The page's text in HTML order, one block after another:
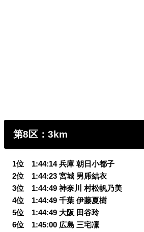
第8区：3km
1位 1:44:14 兵庫 朝日小都子
02位 1:44:23 宮城 男乕結衣
03位 1:44:49 神奈川 村松帆乃美
04位 1:44:49 千葉 伊藤夏樹
05位 1:44:49 大阪 田谷玲
06位 1:45:00 広島 三宅凜